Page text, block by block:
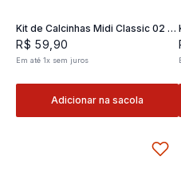
Kit de Calcinhas Midi Classic 02 -
2 und
R$ 59 90
Em até1x sem juros
Adicionar na sacola